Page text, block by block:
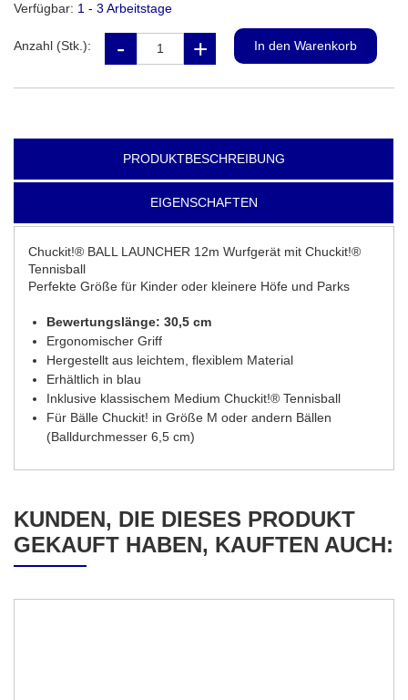
Verfügbar: 1 - 3 Arbeitstage
Anzahl (Stk.):
PRODUKTBESCHREIBUNG
EIGENSCHAFTEN
Chuckit!® BALL LAUNCHER 12m Wurfgerät mit Chuckit!®
Tennisball
Perfekte Größe für Kinder oder kleinere Höfe und Parks
Bewertungslänge: 30,5 cm
Ergonomischer Griff
Hergestellt aus leichtem, flexiblem Material
Erhältlich in blau
Inklusive klassischem Medium Chuckit!® Tennisball
Für Bälle Chuckit! in Größe M oder andern Bällen
(Balldurchmesser 6,5 cm)
KUNDEN, DIE DIESES PRODUKT
GEKAUFT HABEN, KAUFTEN AUCH: